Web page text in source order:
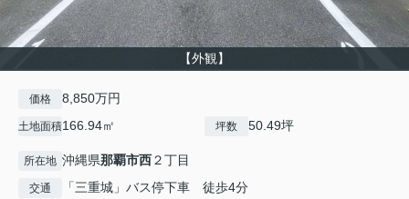
【外観】
価格 8,850万円
土地面積166.94㎡ 坪数 50.49坪
所在地 沖縄県那覇市西２丁目
交通 「三重城」バス停下車 徒歩4分